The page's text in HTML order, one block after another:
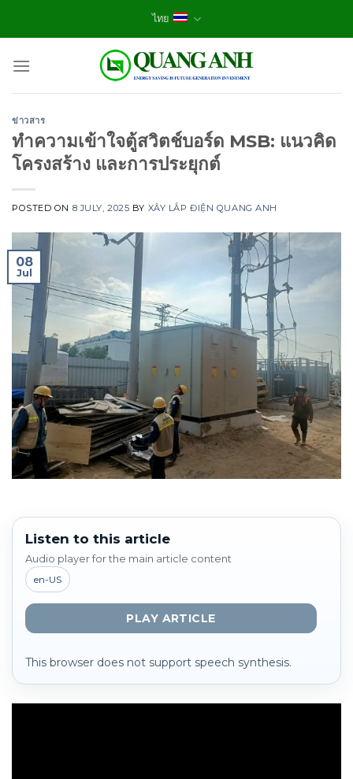
ไทย
ข่าวสาร
ทำความเข้าใจตู้สวิตช์บอร์ด MSB: แนวคิด
โครงสร้าง และการประยุกต์
POSTED ON 8 JULY, 2025 BY XÂY LẮP ĐIỆN QUANG ANH
08
Jul
Listen to this article
Audio player for the main article content
en-US
PLAY ARTICLE
This browser does not support speech synthesis.